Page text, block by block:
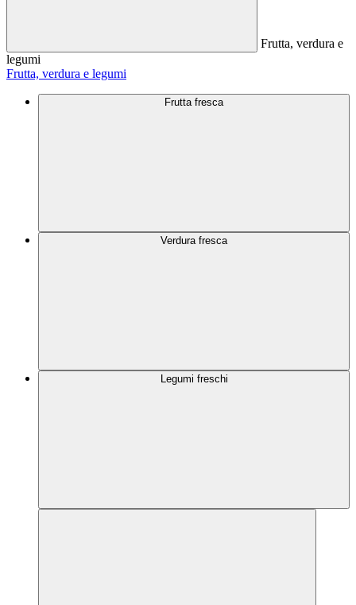
Frutta, verdura e
legumi
Frutta, verdura e legumi
Frutta fresca
Verdura fresca
Legumi freschi